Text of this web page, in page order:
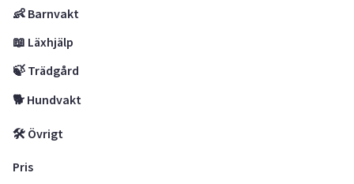
👶 Barnvakt
📖 Läxhjälp
🍃 Trädgård
🐕 Hundvakt
🛠 Övrigt
Pris